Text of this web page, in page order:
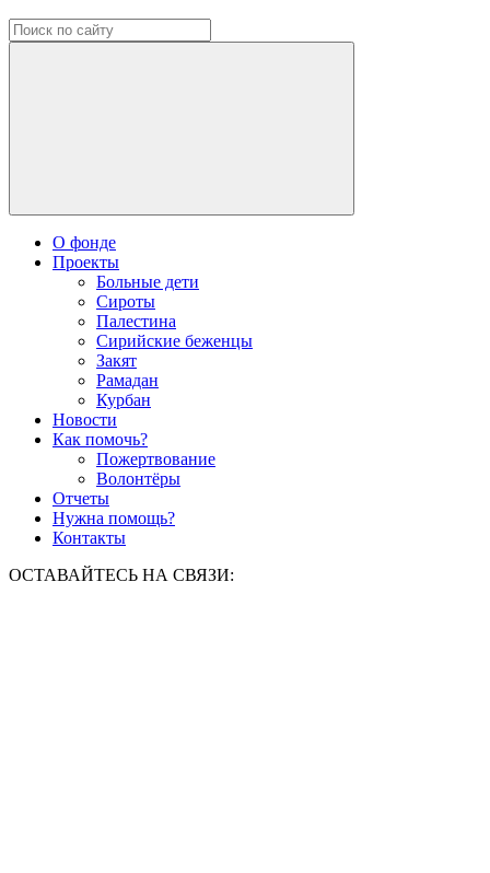
О фонде
Проекты
Больные дети
Сироты
Палестина
Сирийские беженцы
Закят
Рамадан
Курбан
Новости
Как помочь?
Пожертвование
Волонтёры
Отчеты
Нужна помощь?
Контакты
ОСТАВАЙТЕСЬ НА СВЯЗИ: